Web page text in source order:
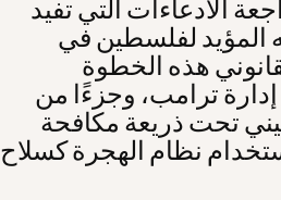
الادعاءات التي تفيد
المؤيد لفلسطين في
هذه الخطوة
إدارة ترامب، وجزءًا من
تحت ذريعة مكافحة
نظام الهجرة كسلاح